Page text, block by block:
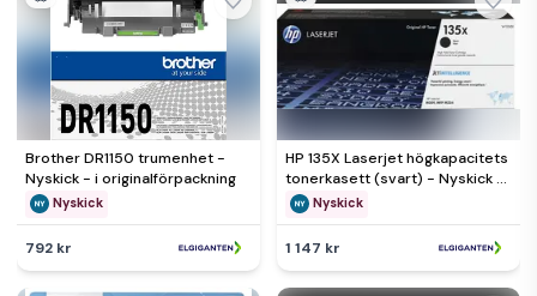
Brother DR1150 trumenhet -
Nyskick - i originalförpackning
Nyskick
792 kr
HP 135X Laserjet högkapacitets
tonerkasett (svart) - Nyskick - i
originalförpackning
Nyskick
1 147 kr